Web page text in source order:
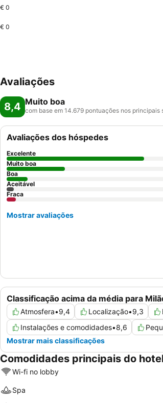
€ 0
€ 0
Avaliações
8,4 Muito boa
com base em 14.679 pontuações nos principais
Classificação acima da média para
Atmosfera•9,4 Localização•9,3
Instalações e comodidades•8,6
Mostrar mais classificações
Avaliações dos hóspedes
Excelente
Muito boa
Boa
Aceitável
Fraca
Mostrar avaliações
Comodidades principais do hotel
Wi-fi no lobby
Spa